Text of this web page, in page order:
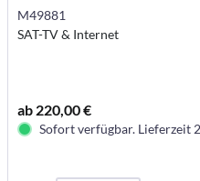
M49881
SAT-TV & Internet
ab 220,00 €
Sofort verfügbar. Lieferzeit